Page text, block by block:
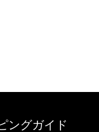
ングガイド